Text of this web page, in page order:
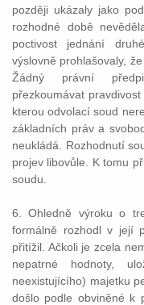
později ukázaly jako
rozhodné době
poctivost jednání
výslovně prohlašovaly,
Žádný právní
přezkoumávat
kterou odvolací soud
základních práv a
neukládá. Rozhodnutí
projev libovůle. K tomu
soudu.
6. Ohledně výroku o
formálně rozhodl v její
přitížil. Ačkoli je zcela
nepatrné hodnoty,
neexistujícího) majetku
došlo podle obviněné k